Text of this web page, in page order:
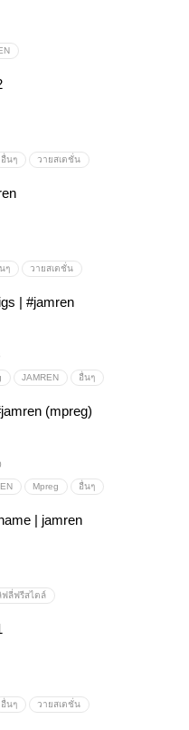
อื่นๆ วายสเตชั่น
ๆ วายสเตชั่น
| #jamren
JAMREN อื่นๆ
(mpreg)
Mpreg อื่นๆ
| jamren
ฟลี่ฟรีสไตล์
อื่นๆ วายสเตชั่น